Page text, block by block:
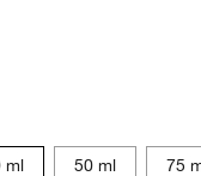
ml 50 ml 75